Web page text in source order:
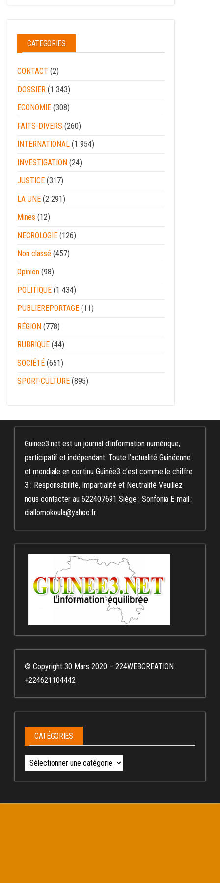
CATEGORIES
CONTACT (2)
DOSSIER (1 343)
ECONOMIE (308)
FAITS-DIVERS (260)
INTERNATIONAL (1 954)
INVESTIGATION (24)
JUSTICE (317)
LA UNE (2 291)
Mines (12)
NECROLOGIE (126)
Non classé (457)
Opinion (98)
POLITIQUE (1 434)
PUBLIEREPORTAGE (11)
RÉGION (778)
RUBRIQUE (44)
SOCIÉTÉ (651)
SPORT-CULTURE (895)
Guinee3.net est un journal d’information numérique,
participatif et indépendant. Toute l’actualité Guinéenne
et mondiale en continu Guinée3 c’est comme le chiffre
3 : Responsabilité, Impartialité et Neutralité Veuillez
nous contacter au 622407691 Siège : Sonfonia E-mail :
diallomokoula@yahoo.fr
© Copyright 30 Mars 2020 – 224WEBCREATION
+224621104442
CATÉGORIES
Catégories